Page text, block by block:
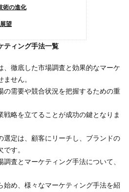
術の進化
望
ティング手法一覧
、徹底した市場調査と効果的なマーケ
せん。
の需要や競合状況を把握するための重
略を立てることが成功の鍵となりま
選定は、顧客にリーチし、ブランドの
す。
査とマーケティング手法について、
始め、様々なマーケティング手法を紹